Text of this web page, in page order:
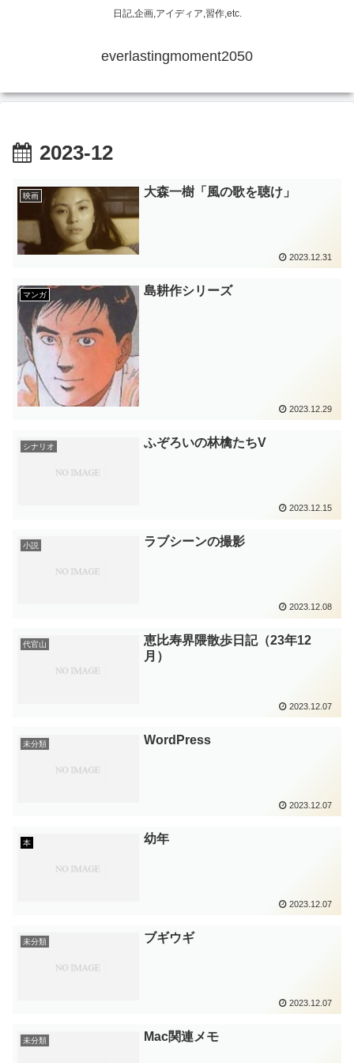
日記,企画,アイディア,習作,etc.
everlastingmoment2050
2023-12
映画 大森一樹「風の歌を聴け」
2023.12.31
マンガ 島耕作シリーズ
2023.12.29
シナリオ ふぞろいの林檎たちV
2023.12.15
小説 ラブシーンの撮影
2023.12.08
代官山
恵比寿界隈散歩日記（23年12
月）
2023.12.07
未分類 WordPress
2023.12.07
本 幼年
2023.12.07
未分類 ブギウギ
2023.12.07
未分類 Mac関連メモ